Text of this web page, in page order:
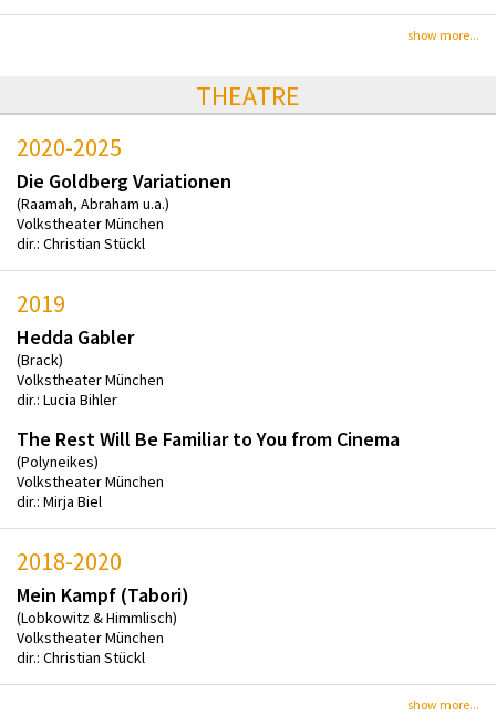
show more...
THEATRE
2020-2025
Die Goldberg Variationen
(Raamah, Abraham u.a.)
Volkstheater München
dir.: Christian Stückl
2019
Hedda Gabler
(Brack)
Volkstheater München
dir.: Lucia Bihler
The Rest Will Be Familiar to You from Cinema
(Polyneikes)
Volkstheater München
dir.: Mirja Biel
2018-2020
Mein Kampf (Tabori)
(Lobkowitz & Himmlisch)
Volkstheater München
dir.: Christian Stückl
show more...